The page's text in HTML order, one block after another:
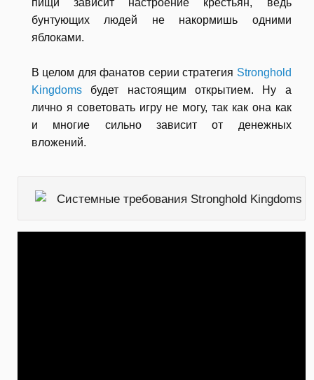
пищи зависит настроение крестьян, ведь
бунтующих людей не накормишь одними
яблоками.
В целом для фанатов серии стратегия Stronghold
Kingdoms будет настоящим открытием. Ну а
лично я советовать игру не могу, так как она как
и многие сильно зависит от денежных
вложений.
Системные требования Stronghold Kingdoms